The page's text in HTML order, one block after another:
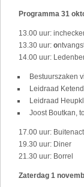
Programma 31
13.00 uur:
13.30 uur: o
14.00 uur:
Bestuurszaken
Leidraad
Leidraad
Joost Boutkan,
17.00 uur:
19.30 uur: Diner
21.30 uur: Borrel
Zaterdag 1